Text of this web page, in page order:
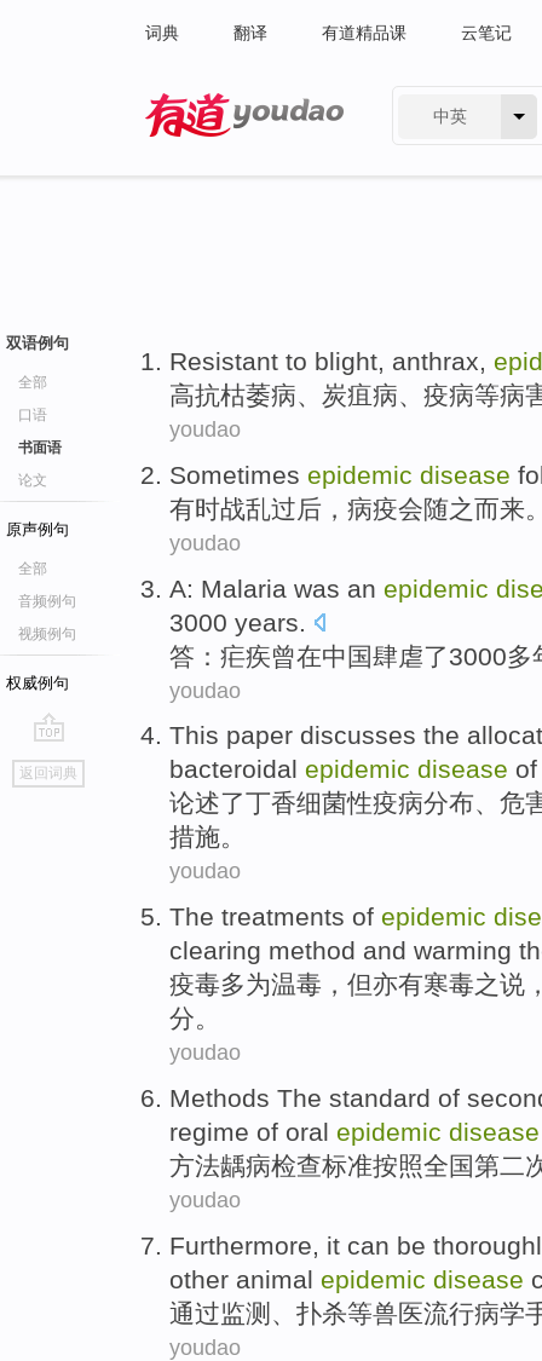
词典 翻译 有道精品课 云笔记
中英
双语例句
全部
口语
书面语
论文
原声例句
全部
音频例句
视频例句
权威例句
go
top
返回词典
Resistant to blight, anthrax,
高抗枯萎病、 炭疽病、 疫病等病
youdao
Sometimes epidemic disease
有时战乱过后 ， 病疫会随之而来
youdao
A: Malaria was an epidemic
3000 years
答 ： 疟疾曾在中国肆虐了3000多
youdao
This paper discusses the
bacteroidal epidemic disease
论述了丁香细菌性疫病分布、危
措施。
youdao
The treatments of epidemic
clearing method and warming
疫毒多为温毒，但亦有寒毒之说
分。
youdao
Methods The standard of
regime of oral epidemic disease
方法龋病检查标准按照全国第二
youdao
Furthermore, it can be
other animal epidemic disease
通过监测 、扑杀等兽医流行病学
youdao